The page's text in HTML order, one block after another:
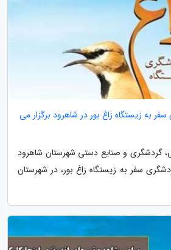
به زیستگاه زاغ بور در شاهرود برگزار می
گردشگری و صنایع دستی شهرستان شاهرود
سفر به زیستگاه زاغ بور، در شهرستان